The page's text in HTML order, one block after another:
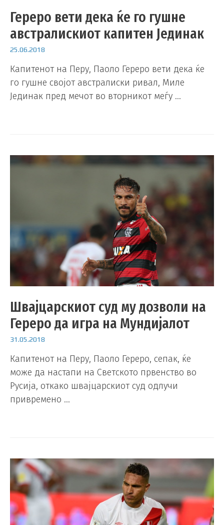
Гереро вети дека ќе го гушне
австралискиот капитен Јединак
25.06.2018
Капитенот на Перу, Паоло Гереро вети дека ќе
го гушне својот австралиски ривал, Миле
Јединак пред мечот во вторникот меѓу …
Швајцарскиот суд му дозволи на
Гереро да игра на Мундијалот
31.05.2018
Капитенот на Перу, Паоло Гереро, сепак, ќе
може да настапи на Светското првенство во
Русија, откако швајцарскиот суд одлучи
привремено …